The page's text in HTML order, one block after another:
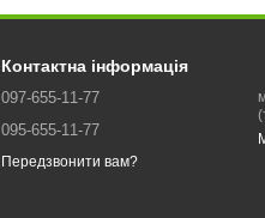
Контактна інформація
097-655-11-77
095-655-11-77
Передзвонити вам?